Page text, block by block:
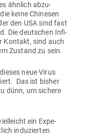
ähnlich abzu­
keine Chi­nesen
den USA sind fast
Die deut­schen Infi­
Kontakt, sind auch
Zustand zu sein.
neue Virus
Das ist bisher
dünn, um sichere
ein Expe­
indu­zierten